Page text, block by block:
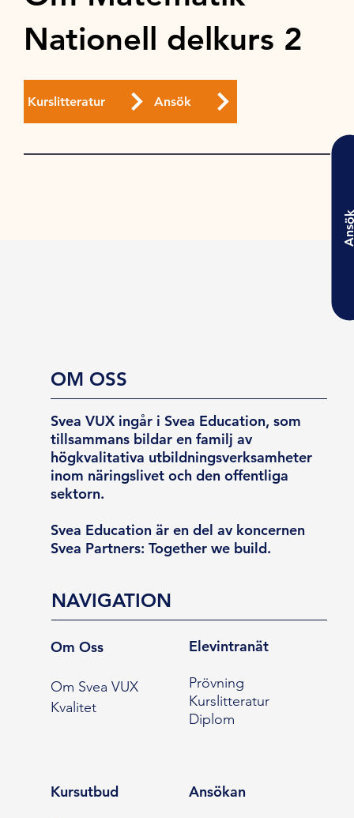
Nationell delkurs 2
Kurslitteratur Ansök
OM OSS
Svea VUX ingår i Svea Education, som
tillsammans bildar en familj av
högkvalitativa utbildningsverksamheter
inom näringslivet och den offentliga
sektorn.
Svea Education är en del av koncernen
Svea Partners: Together we build.
NAVIGATION
Om Oss
Om Svea VUX
Kvalitet
Elevintranät
Prövning
Kurslitteratur
Diplom
Kursutbud Ansökan